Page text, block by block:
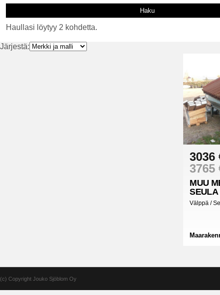
Haullasi löytyy 2 kohdetta.
Järjestä:
3036
3765
MUU
SEULA
Välppä /
(c) Copyright Jouko Sjöblom Oy